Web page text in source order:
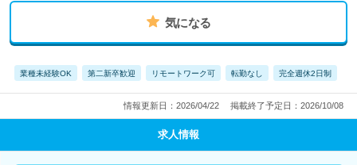
気になる
業種未経験OK 第二新卒歓迎 リモートワーク可 転勤なし 完全週休2日制
情報更新日：2026/04/22 掲載終了予定日：2026/10/08
求人情報